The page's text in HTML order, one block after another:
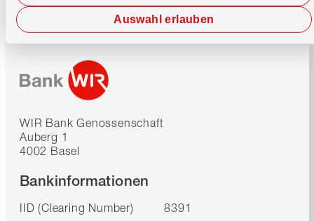
Auswahl erlauben
WIR Bank Genossenschaft
Auberg 1
4002 Basel
Bankinformationen
IID (Clearing Number)
8391